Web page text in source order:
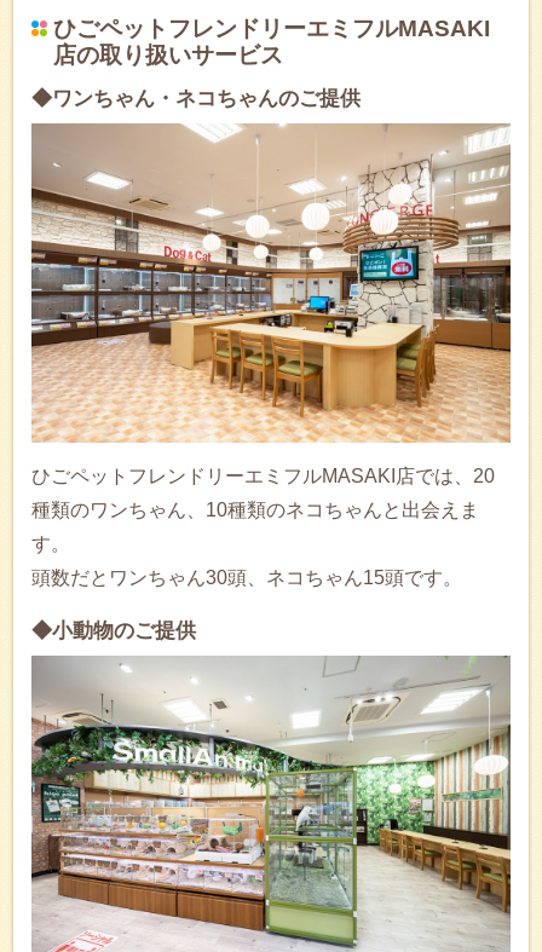
ひごペットフレンドリーエミフルMASAKI
店の取り扱いサービス
◆ワンちゃん・ネコちゃんのご提供
ひごペットフレンドリーエミフルMASAKI店では、20
種類のワンちゃん、10種類のネコちゃんと出会えま
す。
頭数だとワンちゃん30頭、ネコちゃん15頭です。
◆小動物のご提供